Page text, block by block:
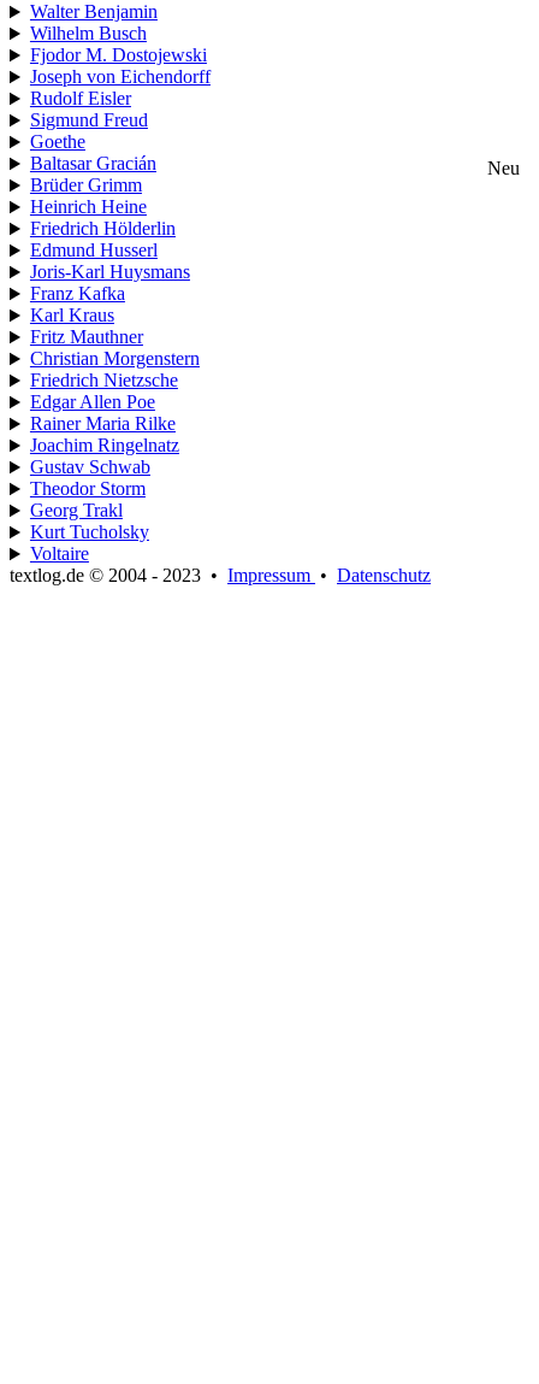
Walter Benjamin
Wilhelm Busch
Fjodor M. Dostojewski
Joseph von Eichendorff
Rudolf Eisler
Sigmund Freud
Goethe
Baltasar Gracián
Neu
Brüder Grimm
Heinrich Heine
Friedrich Hölderlin
Edmund Husserl
Joris-Karl Huysmans
Franz Kafka
Karl Kraus
Fritz Mauthner
Christian Morgenstern
Friedrich Nietzsche
Edgar Allen Poe
Rainer Maria Rilke
Joachim Ringelnatz
Gustav Schwab
Theodor Storm
Georg Trakl
Kurt Tucholsky
Voltaire
textlog.de © 2004 - 2023 • Impressum • Datenschutz